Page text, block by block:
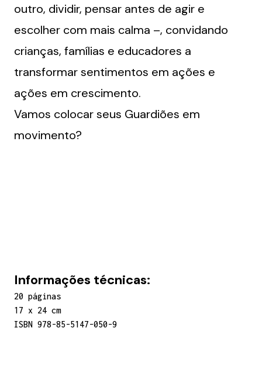
outro, dividir, pensar antes de agir e
escolher com mais calma –, convidando
crianças, famílias e educadores a
transformar sentimentos em ações e
ações em crescimento.
Vamos colocar seus Guardiões em
movimento?
Informações técnicas:
20 páginas
17 x 24 cm
ISBN 978-85-5147-050-9